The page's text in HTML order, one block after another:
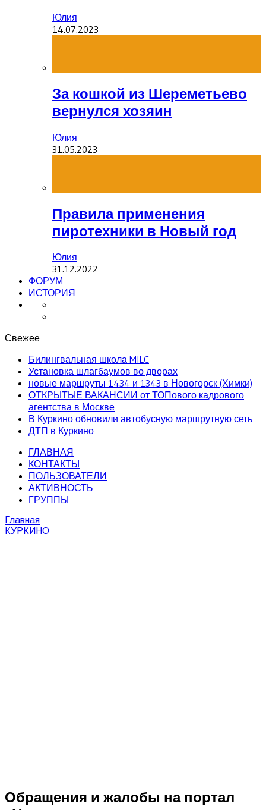
Юлия
14.07.2023
За кошкой из Шереметьево
вернулся хозяин
Юлия
31.05.2023
Правила применения
пиротехники в Новый год
Юлия
31.12.2022
ФОРУМ
ИСТОРИЯ
Свежее
Билингвальная школа MILC
Установка шлагбаумов во дворах
новые маршруты 1434 и 1343 в Новогорск (Химки)
ОТКРЫТЫЕ ВАКАНСИИ от ТОПового кадрового
агентства в Москве
В Куркино обновили автобусную маршрутную сеть
ДТП в Куркино
ГЛАВНАЯ
КОНТАКТЫ
ПОЛЬЗОВАТЕЛИ
АКТИВНОСТЬ
ГРУППЫ
Главная
КУРКИНО
Обращения и жалобы на портал